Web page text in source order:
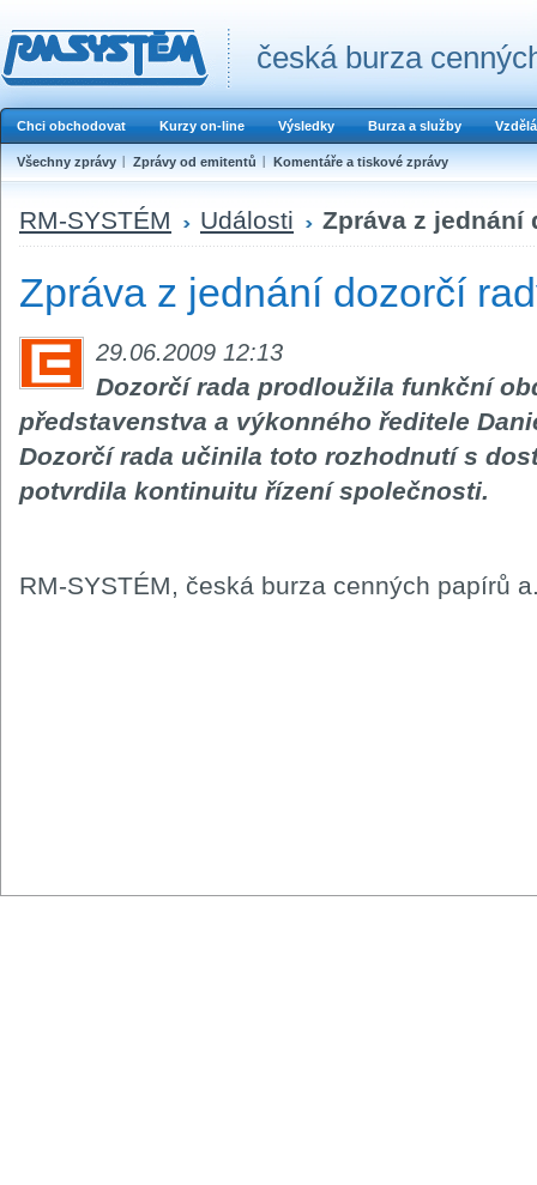
česká burza
Chci obchodovat Kurzy on-line Výsledky Burza a služby
Všechny zprávy Zprávy od emitentů Komentáře a tiskové zprávy
RM-SYSTÉM Události Zpráva z jednání
Zpráva z jednání dozorčí
29.06.2009 12:13
Dozorčí rada prodloužila funkční
představenstva a výkonného ředitele
Dozorčí rada učinila toto rozhodnutí s
potvrdila kontinuitu řízení společnosti.
RM-SYSTÉM, česká burza cenných papírů